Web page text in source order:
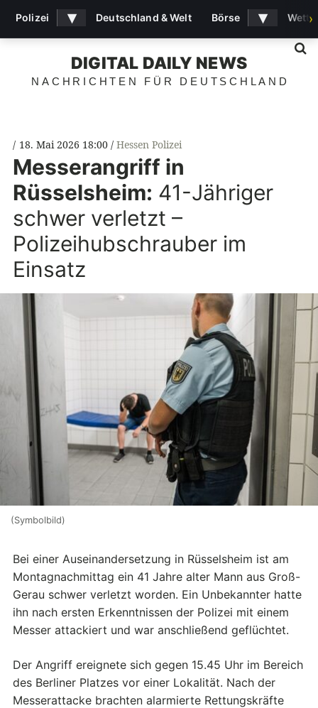
DIGITAL DAILY NEWS
NACHRICHTEN FÜR DEUTSCHLAND
18. Mai 2026 18:00 Hessen Polizei
Messerangriff in
Rüsselsheim: 41-Jähriger
schwer verletzt –
Polizeihubschrauber im
Einsatz
(Symbolbild)
Bei einer Auseinandersetzung in Rüsselsheim ist am
Montagnachmittag ein 41 Jahre alter Mann aus Groß-
Gerau schwer verletzt worden. Ein Unbekannter hatte
ihn nach ersten Erkenntnissen der Polizei mit einem
Messer attackiert und war anschließend geflüchtet.
Der Angriff ereignete sich gegen 15.45 Uhr im Bereich
des Berliner Platzes vor einer Lokalität. Nach der
Messerattacke brachten alarmierte Rettungskräfte
Polizei ▾ Deutschland & Welt Börse ▾ ›